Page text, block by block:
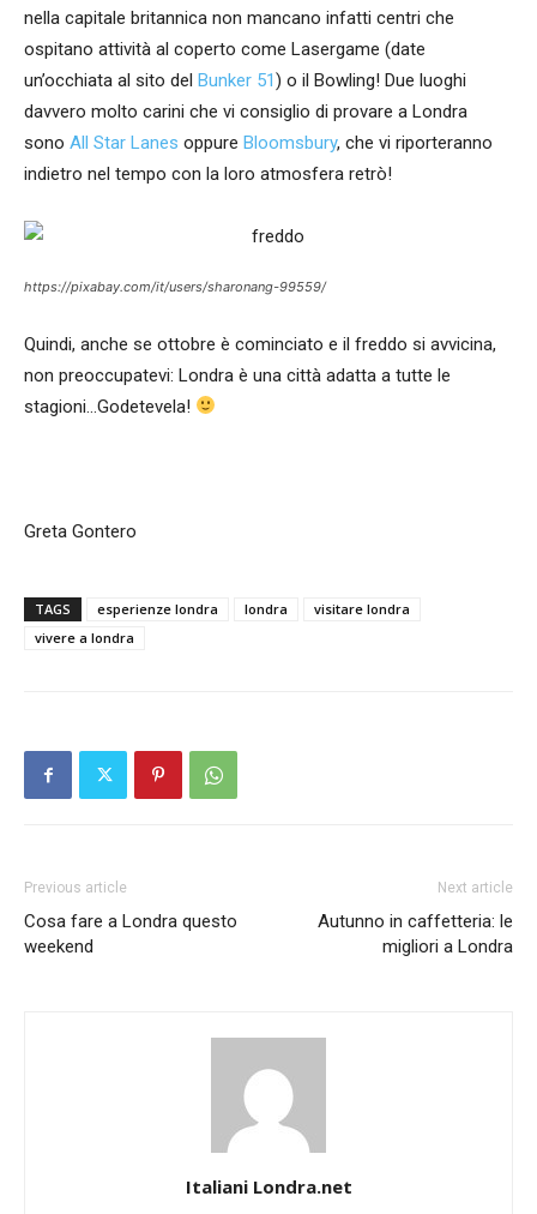
nella capitale britannica non mancano infatti centri che
ospitano attività al coperto come Lasergame (date
un’occhiata al sito del Bunker 51) o il Bowling! Due luoghi
davvero molto carini che vi consiglio di provare a Londra
sono All Star Lanes oppure Bloomsbury, che vi riporteranno
indietro nel tempo con la loro atmosfera retrò!
https://pixabay.com/it/users/sharonang-99559/
Quindi, anche se ottobre è cominciato e il freddo si avvicina,
non preoccupatevi: Londra è una città adatta a tutte le
stagioni…Godetevela!
Greta Gontero
TAGS esperienze londra londra
visitare londra
vivere a londra
Previous article
Cosa fare a Londra questo
weekend
Next article
Autunno in caffetteria: le
migliori a Londra
Italiani Londra.net